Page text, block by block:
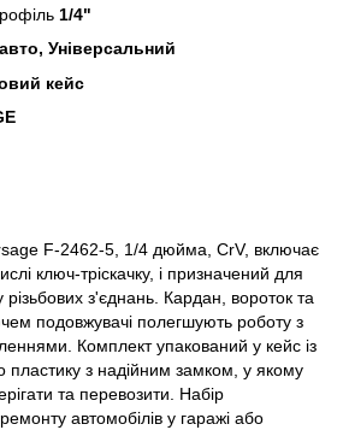
1/4"
Універсальний
кейс
F-2462-5, 1/4 дюйма, CrV, включає
ключ-тріскачку, і призначений для
з'єднань. Кардан, вороток та
подовжувачі полегшують роботу з
Комплект упакований у кейс із
пластику з надійним замком, у якому
та перевозити. Набір
автомобілів у гаражі або